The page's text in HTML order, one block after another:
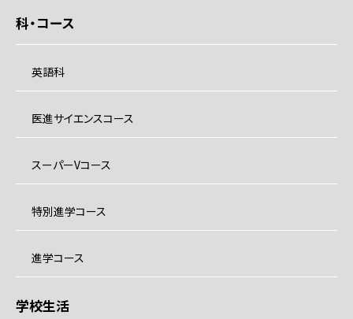
科・コース
英語科
医進サイエンスコース
スーパーVコース
特別進学コース
進学コース
学校生活